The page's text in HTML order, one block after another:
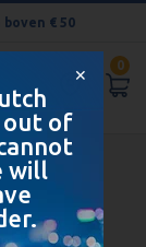
out of
will
✕
0
€ 50